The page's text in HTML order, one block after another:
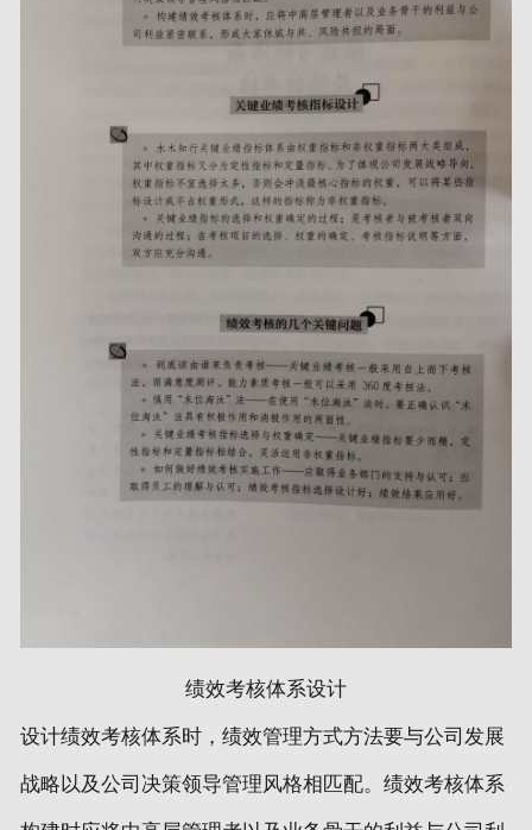
绩效考核体系设计
设计绩效考核体系时，绩效管理方式方法要与公司发展
战略以及公司决策领导管理风格相匹配。绩效考核体系